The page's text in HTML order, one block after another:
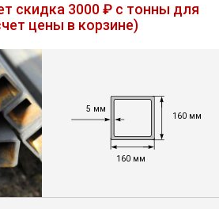
скидка 3000 ₽ с тонны для
цены в корзине)
5 мм
160 мм
160 мм